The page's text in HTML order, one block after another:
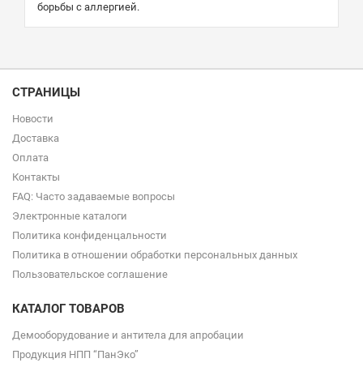
борьбы с аллергией.
СТРАНИЦЫ
Новости
Доставка
Оплата
Контакты
FAQ: Часто задаваемые вопросы
Электронные каталоги
Политика конфиденцальности
Политика в отношении обработки персональных данных
Пользовательское соглашение
КАТАЛОГ ТОВАРОВ
Демооборудование и антитела для апробации
Продукция НПП “ПанЭко”